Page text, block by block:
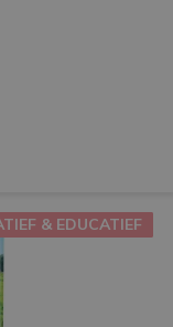
& EDUCATIEF
& EDUCATIEF